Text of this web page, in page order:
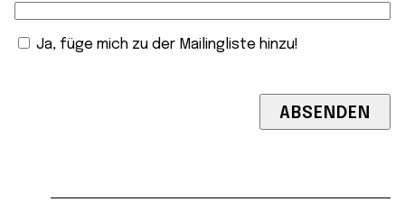
Ja, füge mich zu der Mailingliste hinzu!